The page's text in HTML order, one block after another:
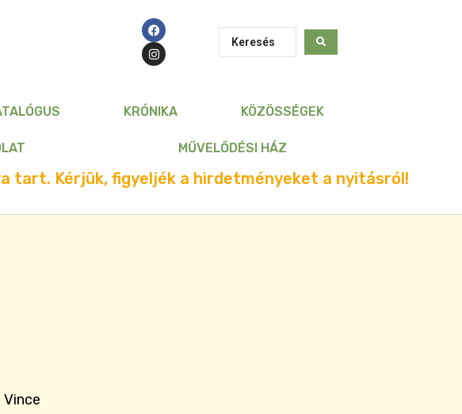
KRÓNIKA KÖZÖSSÉGEK
MŰVELŐDÉSI HÁZ
tart. Kérjük, figyeljék a hirdetményeket a nyitásról!
Vince